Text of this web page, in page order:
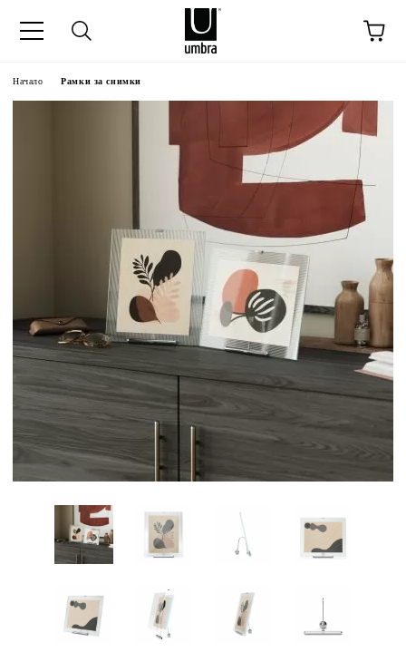
Начало Рамки за снимки